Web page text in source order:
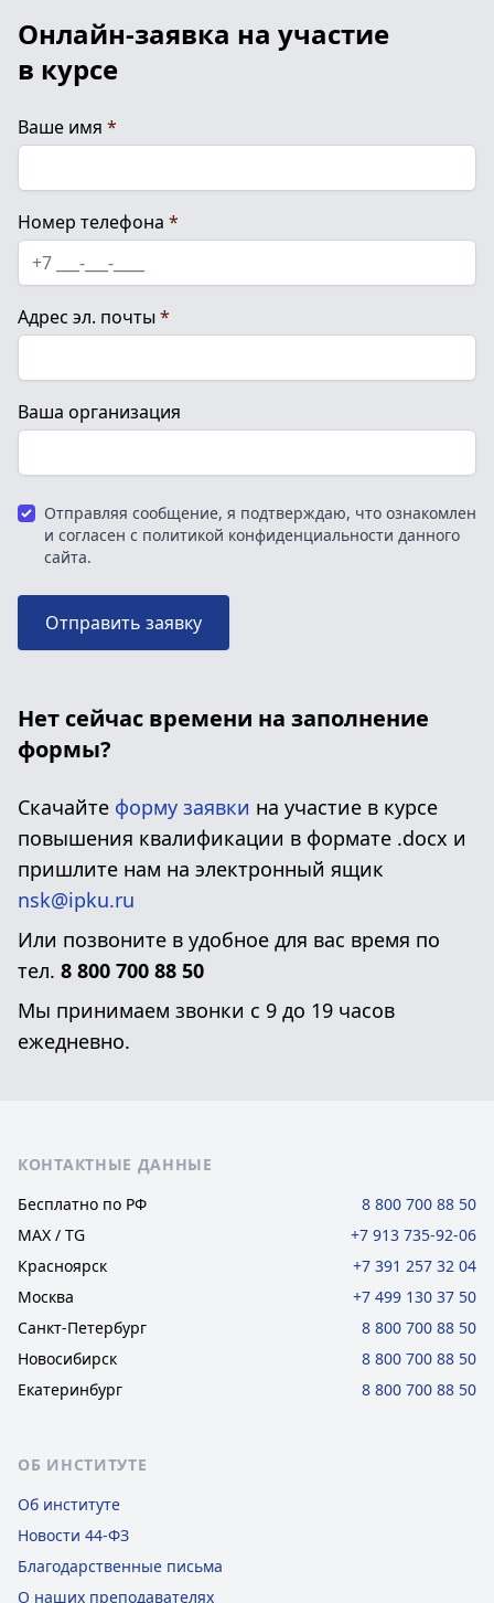
Онлайн-заявка на участие
в курсе
Ваше имя *
Номер телефона *
Адрес эл. почты *
Ваша организация
Отправляя сообщение, я подтверждаю, что ознакомлен
и согласен с политикой конфиденциальности данного
сайта.
Отправить заявку
Нет сейчас времени на заполнение
формы?
Скачайте форму заявки на участие в курсе
повышения квалификации в формате .docx и
пришлите нам на электронный ящик
nsk@ipku.ru
Или позвоните в удобное для вас время по
тел. 8 800 700 88 50
Мы принимаем звонки с 9 до 19 часов
ежедневно.
КОНТАКТНЫЕ ДАННЫЕ
Бесплатно по РФ
8 800 700 88 50
MAX / TG
+7 913 735-92-06
Красноярск
+7 391 257 32 04
Москва
+7 499 130 37 50
Санкт-Петербург
8 800 700 88 50
Новосибирск
8 800 700 88 50
Екатеринбург
8 800 700 88 50
ОБ ИНСТИТУТЕ
Об институте
Новости 44-ФЗ
Благодарственные письма
О наших преподавателях